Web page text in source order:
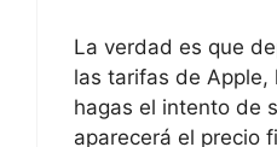
La verdad es que
las tarifas de Apple,
hagas el intento de
aparecerá el precio